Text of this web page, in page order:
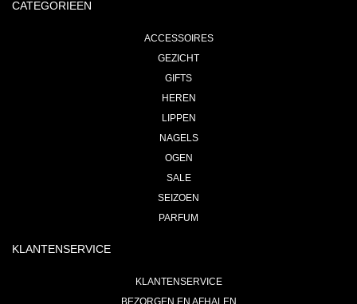
CATEGORIEEN
ACCESSOIRES
GEZICHT
GIFTS
HEREN
LIPPEN
NAGELS
OGEN
SALE
SEIZOEN
PARFUM
KLANTENSERVICE
KLANTENSERVICE
BEZORGEN EN AFHALEN